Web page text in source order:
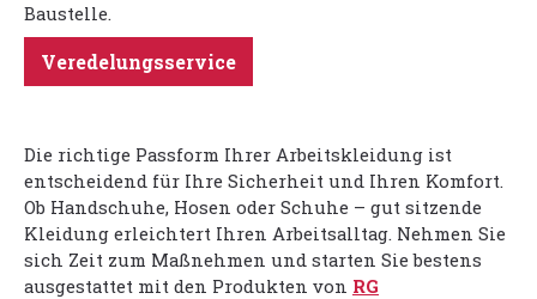
Baustelle.
Veredelungsservice
Die richtige Passform Ihrer Arbeitskleidung ist
entscheidend für Ihre Sicherheit und Ihren Komfort.
Ob Handschuhe, Hosen oder Schuhe – gut sitzende
Kleidung erleichtert Ihren Arbeitsalltag. Nehmen Sie
sich Zeit zum Maßnehmen und starten Sie bestens
ausgestattet mit den Produkten von RG